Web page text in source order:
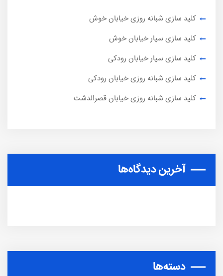
کلید سازی شبانه روزی خیابان خوش
کلید سازی سیار خیابان خوش
کلید سازی سیار خیابان رودکی
کلید سازی شبانه روزی خیابان رودکی
کلید سازی شبانه روزی خیابان قصرالدشت
آخرین دیدگاه‌ها
دسته‌ها